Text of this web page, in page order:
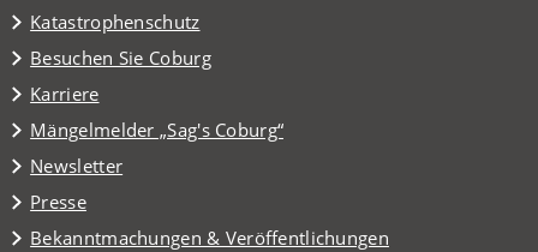
Katastrophenschutz
Besuchen Sie Coburg
(Öffnet
in
einem
neuen
Tab)
Karriere
Mängelmelder „Sag's Coburg“
(Öffnet
in
einem
neuen
Tab)
Newsletter
Presse
Bekanntmachungen & Veröffentlichungen